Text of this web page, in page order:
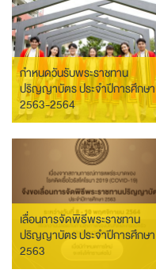
กำหนดวันรับพระราชทาน
ปริญญาบัตร ประจำปีการศึกษา
2563-2564
เลื่อนการจัดพิธีพระราชทาน
ปริญญาบัตร ประจำปีการศึกษา
2563